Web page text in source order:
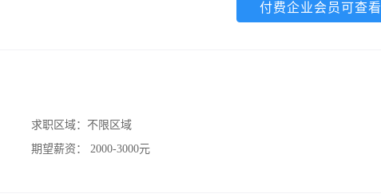
付费企业会员可查看
求职区域： 不限区域
期望薪资：
2000-3000元